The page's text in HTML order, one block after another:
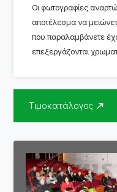
Οι φωτογραφίες
αποτέλεσμα να
που παραλαμβάνετε
επεξεργάζονται
Τιμοκατάλογος